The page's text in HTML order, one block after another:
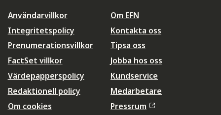
Användarvillkor
Integritetspolicy
Prenumerationsvillkor
FactSet villkor
Värdepapperspolicy
Redaktionell policy
Om cookies
Om EFN
Kontakta oss
Tipsa oss
Jobba hos oss
Kundservice
Medarbetare
Pressrum